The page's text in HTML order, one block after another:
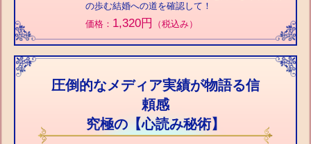
の歩む結婚への道を確認して！
価格： 1,320円 （税込み）
圧倒的なメディア実績が物語る信
頼感
究極の【心読み秘術】